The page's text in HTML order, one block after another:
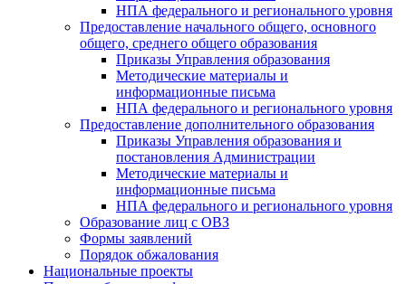
НПА федерального и регионального уровня
Предоставление начального общего, основного
общего, среднего общего образования
Приказы Управления образования
Методические материалы и
информационные письма
НПА федерального и регионального уровня
Предоставление дополнительного образования
Приказы Управления образования и
постановления Администрации
Методические материалы и
информационные письма
НПА федерального и регионального уровня
Образование лиц с ОВЗ
Формы заявлений
Порядок обжалования
Национальные проекты